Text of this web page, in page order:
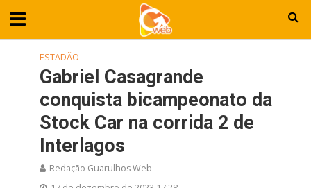
ESTADÃO
Gabriel Casagrande
conquista bicampeonato da
Stock Car na corrida 2 de
Interlagos
Redação Guarulhos Web